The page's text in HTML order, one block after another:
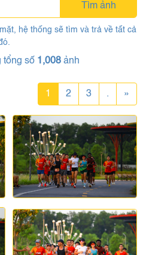
Tìm ảnh
hệ thống sẽ tìm và trả về tất cả
tổng số 1,008 ảnh
1 2 3 . »